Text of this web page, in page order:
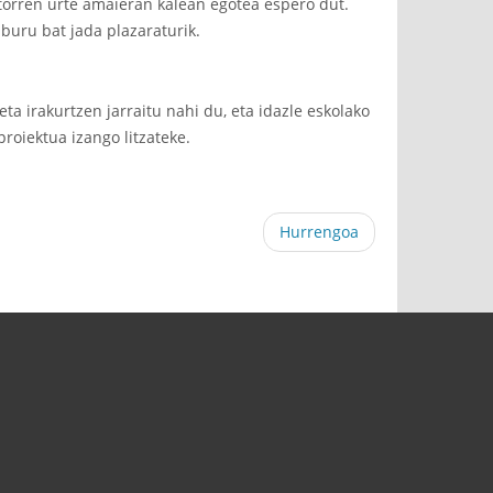
bat jada plazaraturik.
irakurtzen jarraitu nahi du, eta idazle eskolako
izango litzateke.
Hurrengoa